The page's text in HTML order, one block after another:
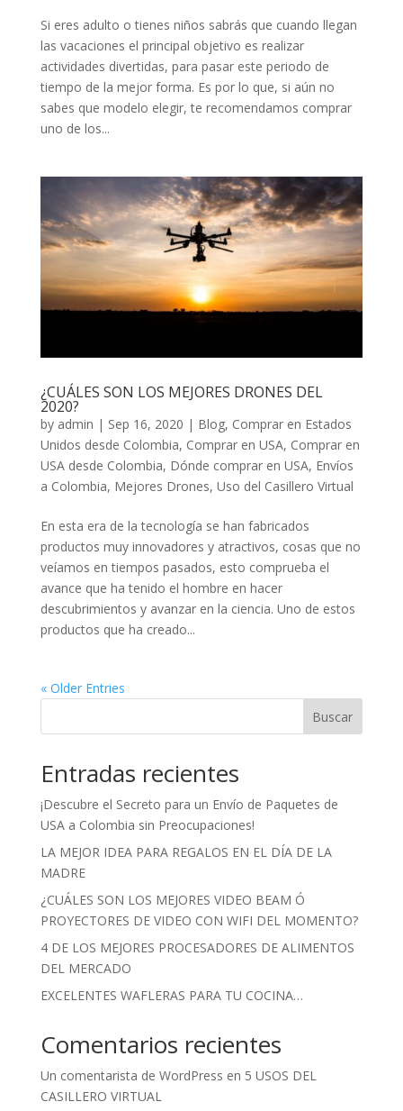
Si eres adulto o tienes niños sabrás que cuando llegan
las vacaciones el principal objetivo es realizar
actividades divertidas, para pasar este periodo de
tiempo de la mejor forma. Es por lo que, si aún no
sabes que modelo elegir, te recomendamos comprar
uno de los...
¿CUÁLES SON LOS MEJORES DRONES DEL
2020?
by admin | Sep 16, 2020 | Blog, Comprar en Estados
Unidos desde Colombia, Comprar en USA, Comprar en
USA desde Colombia, Dónde comprar en USA, Envíos
a Colombia, Mejores Drones, Uso del Casillero Virtual
En esta era de la tecnología se han fabricados
productos muy innovadores y atractivos, cosas que no
veíamos en tiempos pasados, esto comprueba el
avance que ha tenido el hombre en hacer
descubrimientos y avanzar en la ciencia. Uno de estos
productos que ha creado...
« Older Entries
Buscar
Entradas recientes
¡Descubre el Secreto para un Envío de Paquetes de
USA a Colombia sin Preocupaciones!
LA MEJOR IDEA PARA REGALOS EN EL DÍA DE LA
MADRE
¿CUÁLES SON LOS MEJORES VIDEO BEAM Ó
PROYECTORES DE VIDEO CON WIFI DEL MOMENTO?
4 DE LOS MEJORES PROCESADORES DE ALIMENTOS
DEL MERCADO
EXCELENTES WAFLERAS PARA TU COCINA…
Comentarios recientes
Un comentarista de WordPress en 5 USOS DEL
CASILLERO VIRTUAL